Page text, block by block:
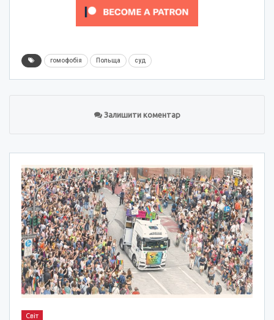
гомофобія Польща суд
Залишити коментар
Світ